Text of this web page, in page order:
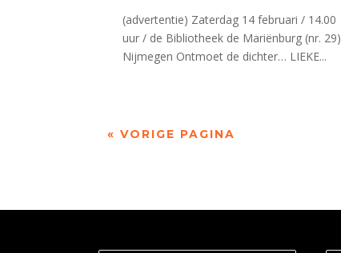
(advertentie) Zaterdag 14 februari / 14.00
uur / de Bibliotheek de Mariënburg (nr. 29)
Nijmegen Ontmoet de dichter… LIEKE...
« VORIGE PAGINA